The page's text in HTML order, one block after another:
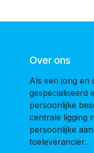
Over ons
Als een jong en
gespecialiseerd
persoonlijke
centrale ligging
persoonlijke
toeleverancier.